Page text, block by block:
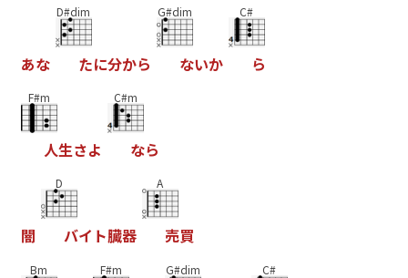
あな
D#dim
たに分から
G#dim
ないか
C#
ら
F#m
人生さよ
C#m
なら
闇
D
バイ ト臓器
A
売買
Bm F#m G#dim C#